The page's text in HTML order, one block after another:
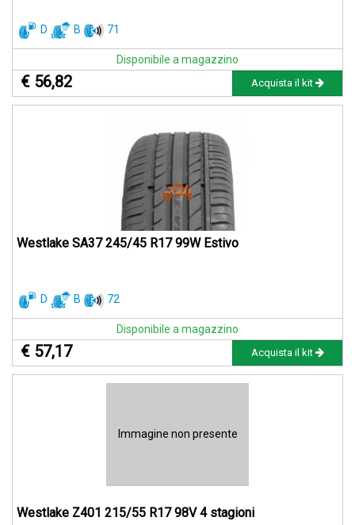
D B 71
Disponibile a magazzino
€ 56,82 Acquista il kit
Westlake SA37 245/45 R17 99W Estivo
D B 72
Disponibile a magazzino
€ 57,17 Acquista il kit
Immagine non presente
Westlake Z401 215/55 R17 98V 4 stagioni